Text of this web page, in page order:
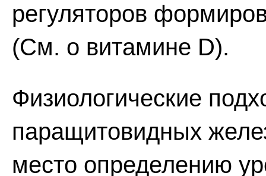
регуляторов
(См. о витамине D).
Физиологические
паращитовидных
место определению